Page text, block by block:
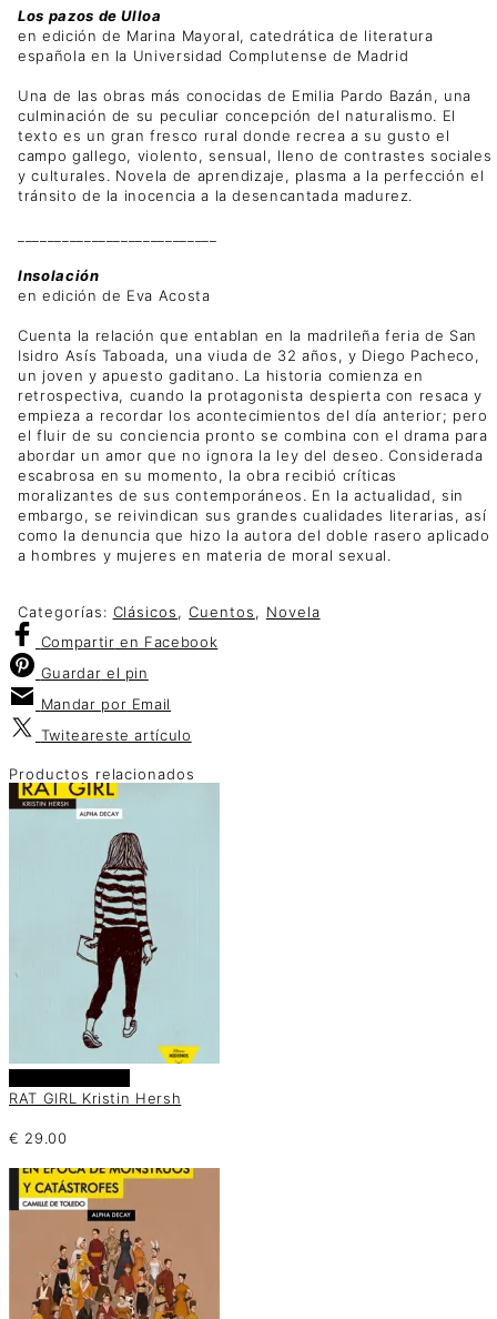
Los pazos de Ulloa
en edición de Marina Mayoral, catedrática de literatura
española en la Universidad Complutense de Madrid
Una de las obras más conocidas de Emilia Pardo Bazán, una
culminación de su peculiar concepción del naturalismo. El
texto es un gran fresco rural donde recrea a su gusto el
campo gallego, violento, sensual, lleno de contrastes sociales
y culturales. Novela de aprendizaje, plasma a la perfección el
tránsito de la inocencia a la desencantada madurez.
Insolación
en edición de Eva Acosta
Cuenta la relación que entablan en la madrileña feria de San
Isidro Asís Taboada, una viuda de 32 años, y Diego Pacheco,
un joven y apuesto gaditano. La historia comienza en
retrospectiva, cuando la protagonista despierta con resaca y
empieza a recordar los acontecimientos del día anterior; pero
el fluir de su conciencia pronto se combina con el drama para
abordar un amor que no ignora la ley del deseo. Considerada
escabrosa en su momento, la obra recibió críticas
moralizantes de sus contemporáneos. En la actualidad, sin
embargo, se reivindican sus grandes cualidades literarias, así
como la denuncia que hizo la autora del doble rasero aplicado
a hombres y mujeres en materia de moral sexual.
Categorías: Clásicos,Cuentos, Novela
Compartir en Facebook
Guardar el pin
Mandar por Email
Twiteareste artículo
Productos relacionados
RAT GIRL Kristin Hersh
€ 29.00